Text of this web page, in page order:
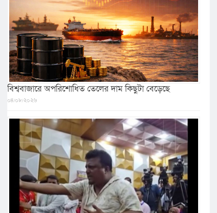
বিশ্ববাজারে অপরিশোধিত তেলের দাম কিছুটা বেড়েছে
০৪/০৮/২০২৬